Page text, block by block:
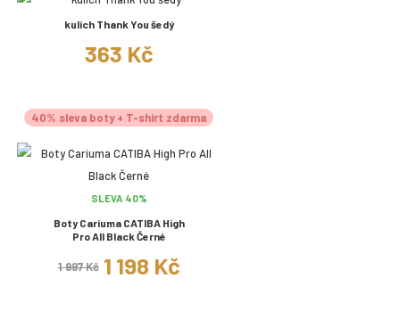
kulich Thank You šedý
363 Kč
40% sleva boty + T-shirt zdarma
SLEVA 40%
Boty Cariuma CATIBA High
Pro All Black Černé
1 997 Kč 1 198 Kč